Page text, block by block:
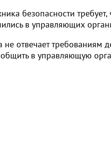
безопасности
в управляющих
не отвечает
в управляющую